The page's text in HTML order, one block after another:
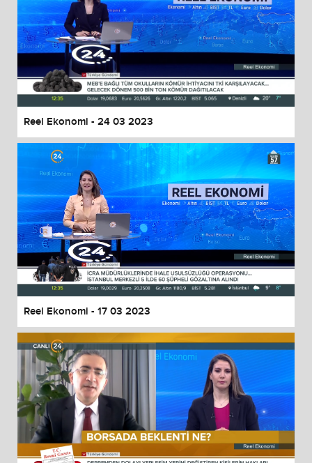
Reel Ekonomi - 24 03 2023
Reel Ekonomi - 17 03 2023